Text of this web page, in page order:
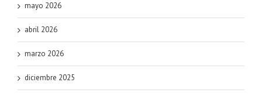
mayo 2026
abril 2026
marzo 2026
diciembre 2025